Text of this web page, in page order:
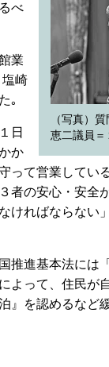
（写真）
恵二議員＝
べ
業
塩崎
｡
日
か
って営業してい
者の安心・安全
ければならない
推進基本法には
よって、住民が
』を認めるなど